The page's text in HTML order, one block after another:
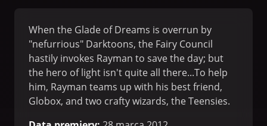
When the Glade of Dreams is overrun by
"nefurrious" Darktoons, the Fairy Council
hastily invokes Rayman to save the day; but
the hero of light isn't quite all there...To help
him, Rayman teams up with his best friend,
Globox, and two crafty wizards, the Teensies.